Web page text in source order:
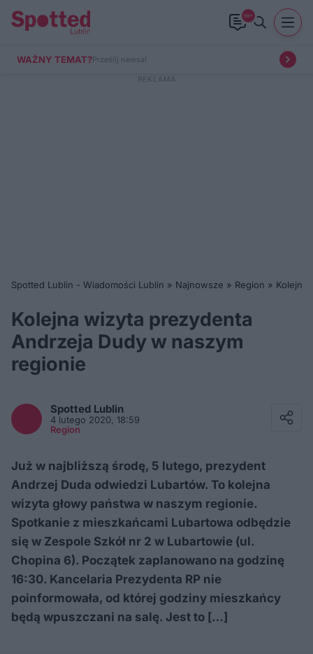
99+
WAŻNY TEMAT?Prześlij newsa!
Spotted Lublin - Wiadomości Lublin » Najnowsze » Region » Kolejna
Kolejna wizyta prezydenta
Andrzeja Dudy w naszym
regionie
Spotted Lublin
4 lutego 2020, 18:59
Region
Już w najbliższą środę, 5 lutego, prezydent
Andrzej Duda odwiedzi Lubartów. To kolejna
wizyta głowy państwa w naszym regionie.
Spotkanie z mieszkańcami Lubartowa odbędzie
się w Zespole Szkół nr 2 w Lubartowie (ul.
Chopina 6). Początek zaplanowano na godzinę
16:30. Kancelaria Prezydenta RP nie
poinformowała, od której godziny mieszkańcy
będą wpuszczani na salę. Jest to […]